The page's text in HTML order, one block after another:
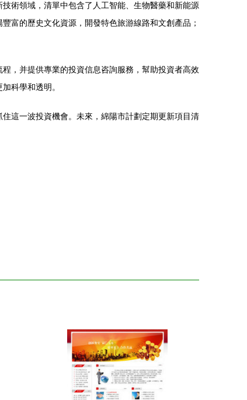
術領域，清單中包含了人工智能、生物醫藥和新能源
富的歷史文化資源，開發特色旅游線路和文創產品；
，并提供專業的投資信息咨詢服務，幫助投資者高效
科學和透明。
這一波投資機會。未來，綿陽市計劃定期更新項目清